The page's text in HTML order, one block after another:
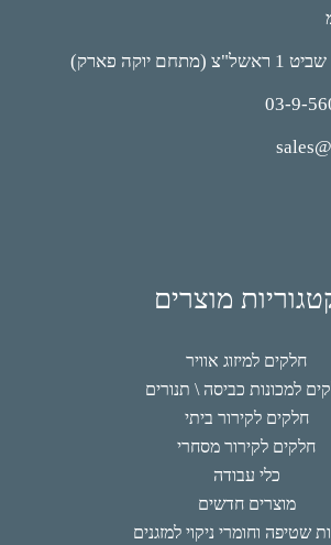
יוקה פארק)
מוצרים
חלקים למיזוג אוויר
למכונות כביסה \ תנורים
חלקים לקירור ביתי
חלקים לקירור מסחרי
כלי עבודה
מוצרים חדשים
שטיפה וחומרי ניקוי למזגנים